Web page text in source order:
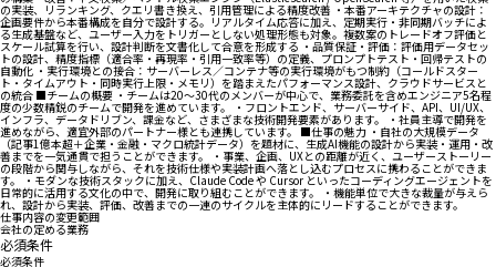
の実装、リランキング、クエリ書き換え、引用管理による精度改善 ・本番アーキテクチャの設計：
企画要件から本番構成を自分で設計する。リアルタイム応答に加え、定期実行・非同期バッチによ
る生成基盤など、ユーザー入力をトリガーとしない処理形態も対象。複数案のトレードオフ評価と
スケール試算を行い、設計判断を文書化して合意を形成する ・品質保証・評価：評価用データセッ
トの設計、精度指標（適合率・再現率・引用一致率等）の定義、プロンプトテスト・回帰テストの
自動化 ・実行環境との接合：サーバーレス／コンテナ等の実行環境がもつ制約（コールドスター
ト・タイムアウト・同時実行上限・メモリ）を踏まえたパフォーマンス設計、クラウドサービスと
の統合 ■チームの概要 ・チームは20〜30代のメンバーが中心で、業務委託を含めエンジニア5名程
度の少数精鋭のチームで開発を進めています。 ・フロントエンド、サーバーサイド、API、UI/UX、
インフラ、データドリブン、課金など、さまざまな技術開発要素があります。 ・社員主導で開発を
進めながら、適宜外部のパートナー様とも連携しています。 ■仕事の魅力 ・自社の大規模データ
（記事1億本超＋企業・金融・マクロ統計データ）を題材に、生成AI機能の設計から実装・運用・改
善までを一気通貫で担うことができます。 ・事業、企画、UXとの距離が近く、ユーザーストーリー
の段階から関与しながら、それを技術仕様や実装計画へ落とし込むプロセスに携わることができま
す。 ・モダンな技術スタックに加え、Claude Code や Cursor といったコーディングエージェントを
日常的に活用する文化の中で、開発に取り組むことができます。 ・機能単位で大きな裁量が与えら
れ、設計から実装、評価、改善までの一連のサイクルを主体的にリードすることができます。
仕事内容の変更範囲
会社の定める業務
必須条件
必須条件